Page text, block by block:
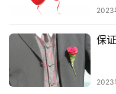
2023
保
2023